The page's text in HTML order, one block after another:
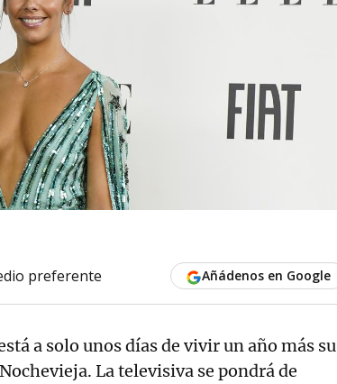
preferente Añádenos en Google
a solo unos días de vivir un año más su
La televisiva se pondrá de